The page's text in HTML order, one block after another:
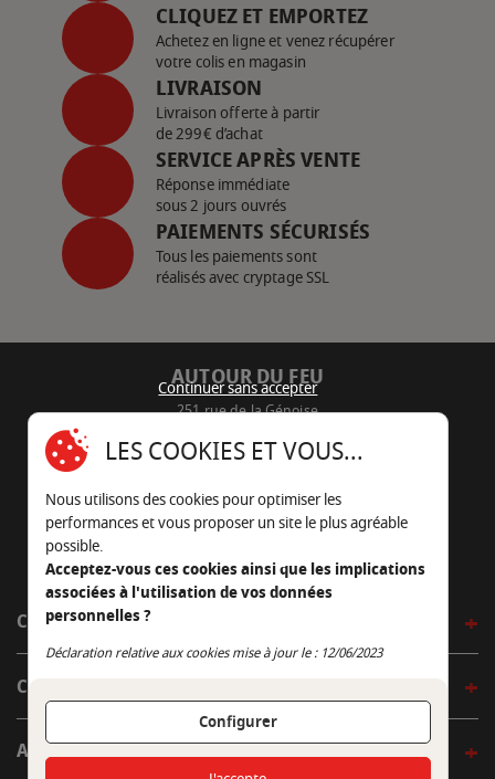
CLIQUEZ ET EMPORTEZ
Achetez en ligne et venez récupérer
votre colis en magasin
LIVRAISON
Livraison offerte à partir
de 299€ d’achat
SERVICE APRÈS VENTE
Réponse immédiate
sous 2 jours ouvrés
PAIEMENTS SÉCURISÉS
Tous les paiements sont
réalisés avec cryptage SSL
AUTOUR DU FEU
251 rue de la Génoise
05 45 22 98 09
Nous envoyer un e-mail
CÔTÉ OUTDOOR
CÔTÉ INDOOR
AUTOUR DE LA TABLE
Continuer sans accepter
LES COOKIES ET VOUS...
Nous utilisons des cookies pour optimiser les
performances et vous proposer un site le plus agréable
possible.
Acceptez-vous ces cookies ainsi que les implications
associées à l'utilisation de vos données
personnelles ?
Déclaration relative aux cookies mise à jour le : 12/06/2023
Configurer
Continuer sans accepter